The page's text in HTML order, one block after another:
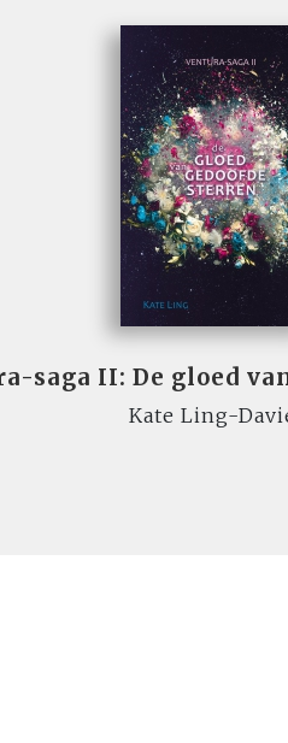
saga II: De gloed
Kate Ling-